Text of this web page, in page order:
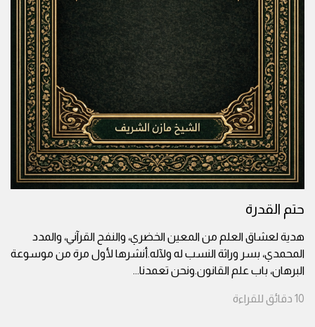
حتم القدرة
هدية لعشاق العلم من المعين الخضري، والنفح القرآني، والمدد
المحمدي، بسر وراثة النسب له ولآله.أنشرها لأول مرة من موسوعة
البرهان، باب علم القانون.ونحن تعمدنا...
10 دقائق للقراءة